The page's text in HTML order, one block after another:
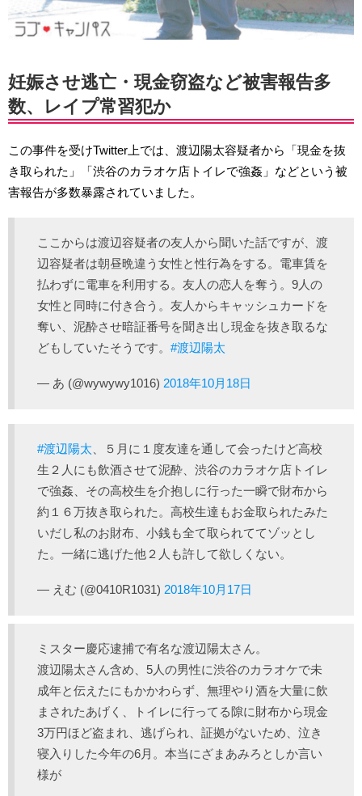
妊娠させ逃亡・現金窃盗など被害報告多
数、レイプ常習犯か
この事件を受けTwitter上では、渡辺陽太容疑者から「現金を抜
き取られた」「渋谷のカラオケ店トイレで強姦」などという被
害報告が多数暴露されていました。
ここからは渡辺容疑者の友人から聞いた話ですが、渡
辺容疑者は朝昼晩違う女性と性行為をする。電車賃を
払わずに電車を利用する。友人の恋人を奪う。9人の
女性と同時に付き合う。友人からキャッシュカードを
奪い、泥酔させ暗証番号を聞き出し現金を抜き取るな
どもしていたそうです。 #渡辺陽太
— あ (@wywywy1016) 2018年10月18日
#渡辺陽太 、５月に１度友達を通して会ったけど高校
生２人にも飲酒させて泥酔、渋谷のカラオケ店トイレ
で強姦、その高校生を介抱しに行った一瞬で財布から
約１６万抜き取られた。高校生達もお金取られたみた
いだし私のお財布、小銭も全て取られててゾッとし
た。一緒に逃げた他２人も許して欲しくない。
— えむ (@0410R1031) 2018年10月17日
ミスター慶応逮捕で有名な渡辺陽太さん。
渡辺陽太さん含め、5人の男性に渋谷のカラオケで未
成年と伝えたにもかかわらず、無理やり酒を大量に飲
まされたあげく、トイレに行ってる隙に財布から現金
3万円ほど盗まれ、逃げられ、証拠がないため、泣き
寝入りした今年の6月。本当にざまあみろとしか言い
様が